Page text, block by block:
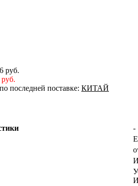
руб.
последней поставке: КИТАЙ
-